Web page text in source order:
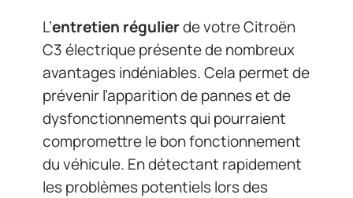
L’entretien régulierde votre Citroën
C3 électrique présente de nombreux
avantages indéniables. Cela permet de
prévenir l’apparition de pannes et de
dysfonctionnements qui pourraient
compromettre le bon fonctionnement
du véhicule. En détectant rapidement
les problèmes potentiels lors des